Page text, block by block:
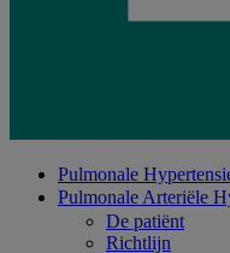
Related
pages
Pulmonale
Pulmonale Arteriële
De patiënt
Richtlijn